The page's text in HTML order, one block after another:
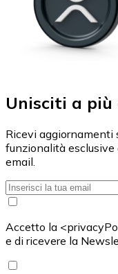
Unisciti a più
Ricevi aggiornamenti
funzionalità
email.
Accetto la
e di ricevere la